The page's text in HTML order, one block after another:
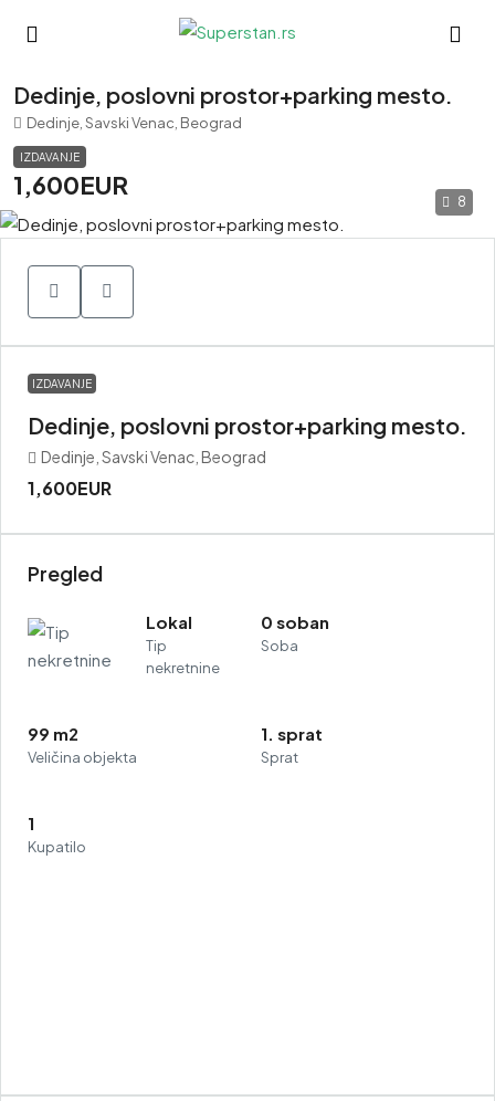
Dedinje, poslovni prostor+parking mesto.
Dedinje, Savski Venac, Beograd
IZDAVANJE
1,600EUR
8
IZDAVANJE
Dedinje, poslovni prostor+parking mesto.
Dedinje, Savski Venac, Beograd
1,600EUR
Pregled
Lokal
Tip
nekretnine
0 soban
Soba
99 m2
Veličina objekta
1. sprat
Sprat
1
Kupatilo